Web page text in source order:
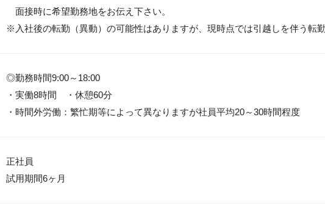
面接時に希望勤務地をお伝え下さい。
※入社後の転勤（異動）の可能性はありますが、現時点では引越しを伴う転
◎勤務時間9:00～18:00
・実働8時間　・休憩60分
・時間外労働：繁忙期等によって異なりますが社員平均20～30時間程度
正社員
試用期間6ヶ月